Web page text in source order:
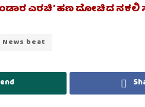
ಎರಚಿ’ ಹಣ ದೋಚಿದ ನಕಲಿ
beat